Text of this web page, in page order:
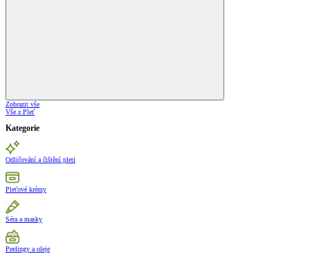
Zobrazit vše
Vše z Pleť
Kategorie
Odličování a čištění pleti
Pleťové krémy
Séra a masky
Peelingy a oleje